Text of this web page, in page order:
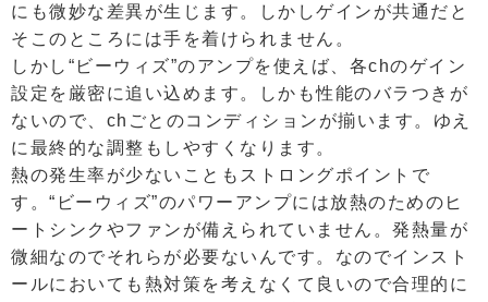
にも微妙な差異が生じます。しかしゲインが共通だと
そこのところには手を着けられません。
しかし“ビーウィズ”のアンプを使えば、各chのゲイン
設定を厳密に追い込めます。しかも性能のバラつきが
ないので、chごとのコンディションが揃います。ゆえ
に最終的な調整もしやすくなります。
熱の発生率が少ないこともストロングポイントで
す。“ビーウィズ”のパワーアンプには放熱のためのヒ
ートシンクやファンが備えられていません。発熱量が
微細なのでそれらが必要ないんです。なのでインスト
ールにおいても熱対策を考えなくて良いので合理的に